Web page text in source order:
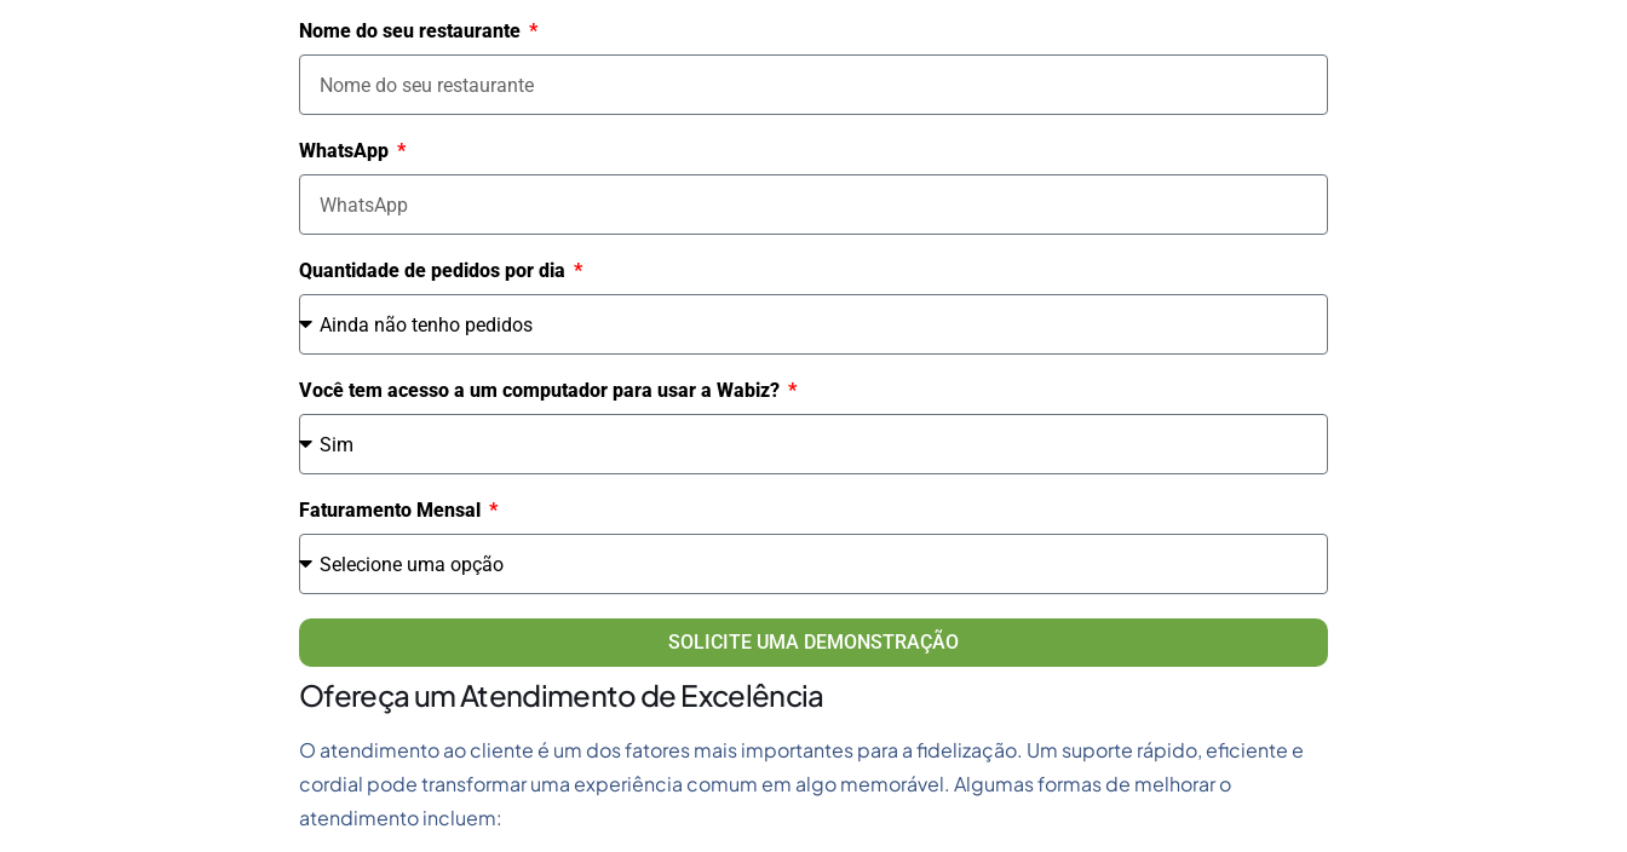
Nome do seu restaurante
WhatsApp
Quantidade de pedidos por dia
Você tem acesso a um computador para usar a Wabiz?
Faturamento Mensal
SOLICITE UMA DEMONSTRAÇÃO
Ofereça um Atendimento de Excelência
O atendimento ao cliente é um dos fatores mais importantes para a fidelização. Um suporte rápido, eficiente e
cordial pode transformar uma experiência comum em algo memorável. Algumas formas de melhorar o
atendimento incluem: